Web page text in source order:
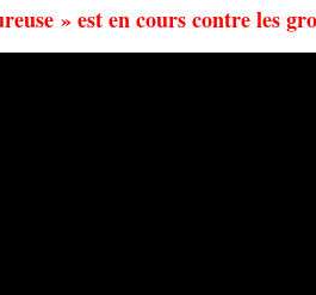
» est en cours contre les